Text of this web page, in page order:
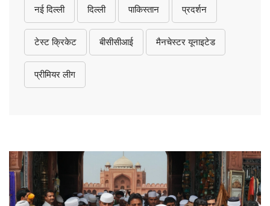
नई दिल्ली दिल्ली पाकिस्तान प्रदर्शन
टेस्ट क्रिकेट बीसीसीआई मैनचेस्टर यूनाइटेड
प्रीमियर लीग